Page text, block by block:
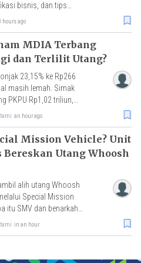
bisnis, dan tips
tetap produktif di hari
hours ago
MDIA Terbang
dan Terlilit Utang?
23,15% ke Rp266
masih lemah. Simak
PKPU Rp1,02 triliun,
dari BEI.
an hour ago
Mission Vehicle? Unit
Bereskan Utang Whoosh
alih utang Whoosh
Special Mission
itu SMV dan benarkah
APBN?
in an hour